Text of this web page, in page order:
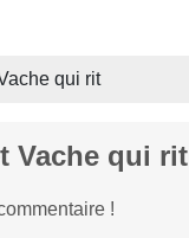
qui rit
Vache qui rit
!